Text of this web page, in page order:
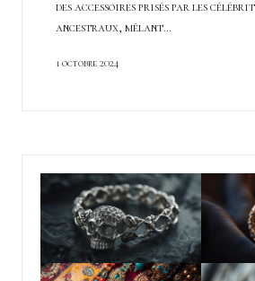
des accessoires prisés par les
ancestraux, mêlant…
1 octobre 2024